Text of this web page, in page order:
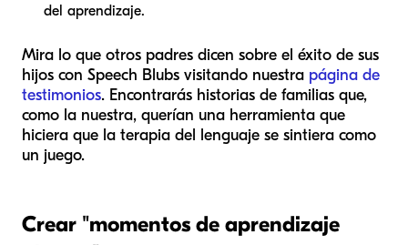
del aprendizaje.
Mira lo que otros padres dicen sobre el éxito de sus
hijos con Speech Blubs visitando nuestra página de
testimonios. Encontrarás historias de familias que,
como la nuestra, querían una herramienta que
hiciera que la terapia del lenguaje se sintiera como
un juego.
Crear "momentos de aprendizaje